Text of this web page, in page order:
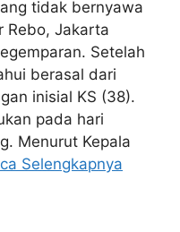
tidak bernyawa
Rebo, Jakarta
Setelah
berasal dari
inisial KS (38).
pada hari
Menurut Kepala
Selengkapnya